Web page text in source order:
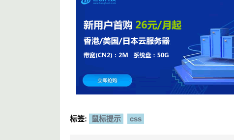
标签: 鼠标提示 css